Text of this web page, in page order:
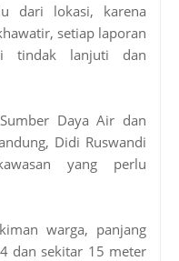
dari lokasi, karena
setiap laporan
tindak lanjuti dan
Daya Air dan
Didi Ruswandi
yang perlu
warga, panjang
dan sekitar 15 meter